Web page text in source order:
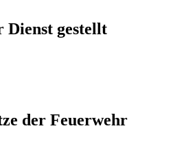
Dienst gestellt
der Feuerwehr